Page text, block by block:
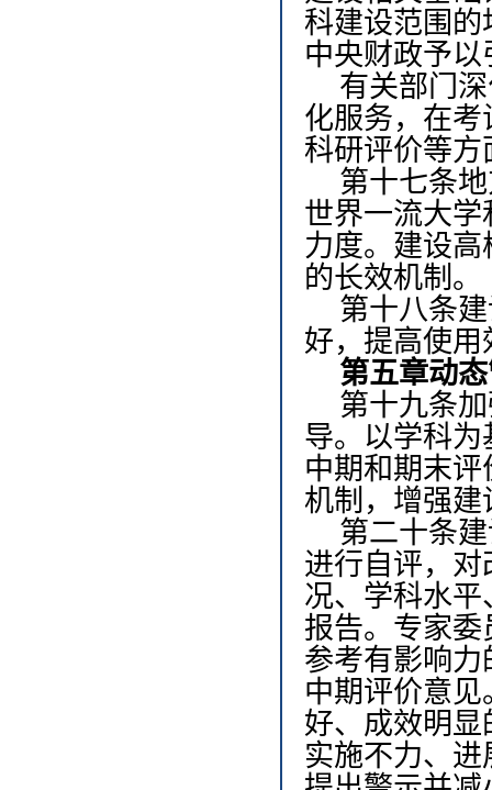
科建设范围
中央财政予
有关部门
化服务，在
科研评价等
第十七条
世界一流大
力度。建设
的长效机制。
第十八条
好，提高使用
第五章动
第十九条
导。以学科
中期和期末
机制，增强建
第二十条
进行自评，
况、学科水
报告。专家
参考有影响
中期评价意
好、成效明
实施不力、